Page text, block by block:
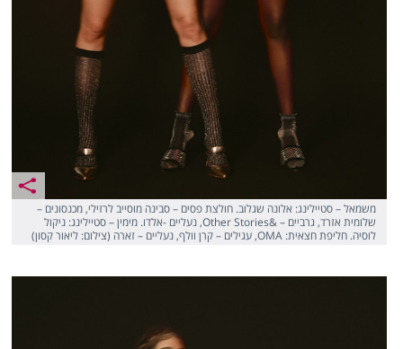
משמאל – סטיילינג: אלונה שגלוב. חולצת פסים – סבינה מוסייב לרזילי, מכנסונים –
שלומית אזרד, גרביים – &Other Stories, נעליים -אלדו. מימין – סטיילינג: ניקול
לוסיה. חליפת חצאית: OMA, עגילים – קרן וולף, נעליים – זארה (צילום: ליאור קסון)